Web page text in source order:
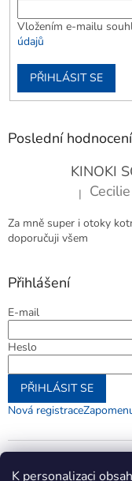
K personalizaci
Vložením e-mailu
údajů
PŘIHLÁSIT SE
Poslední
Hodnocení
|
Za mně super i otoky
doporučuji všem
Přihlášení
E-mail
Heslo
PŘIHLÁSIT SE
Nová registrace